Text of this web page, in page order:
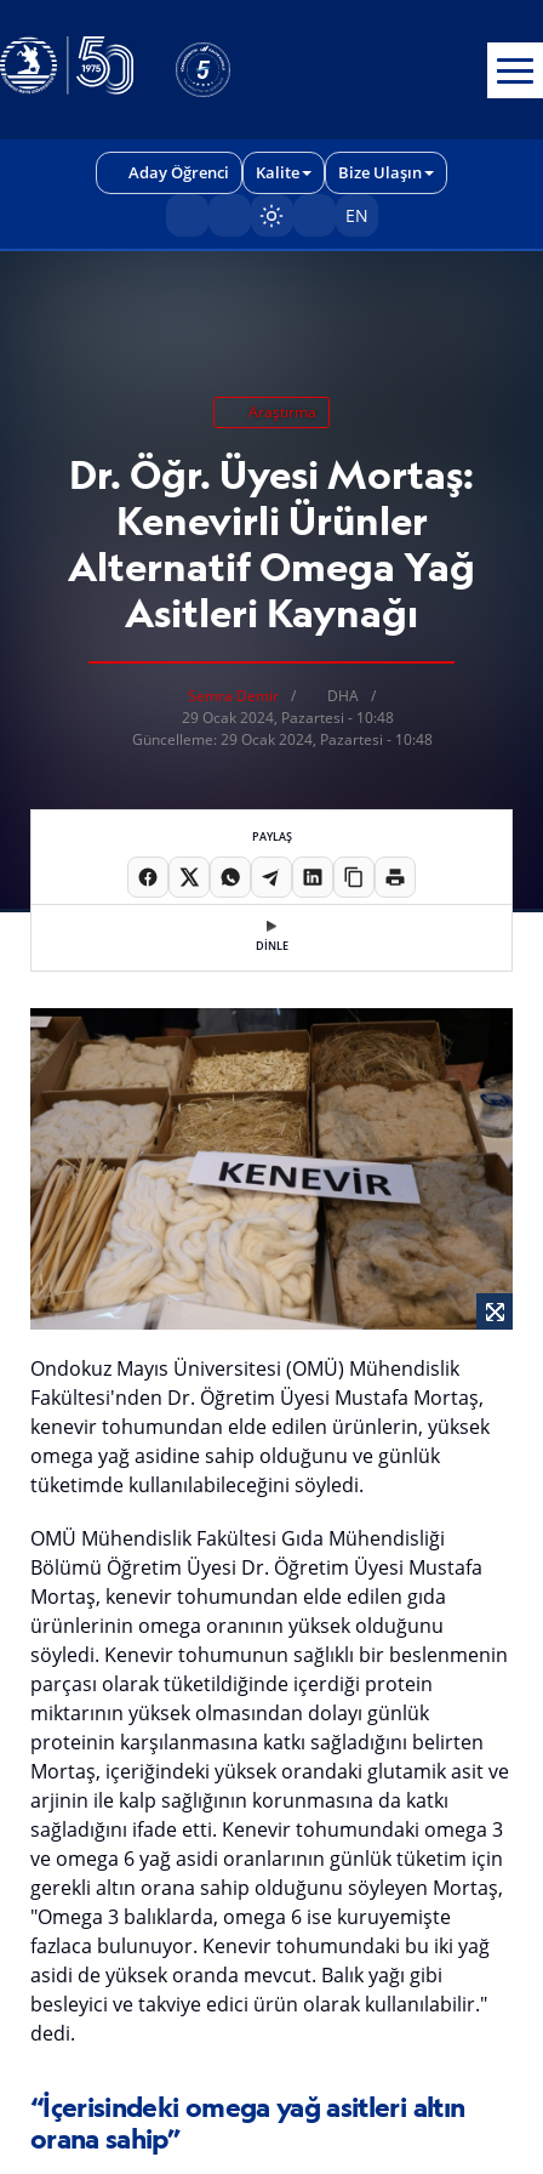
Aday Öğrenci Kalite Bize Ulaşın
Sayfayı karart/aç
EN
Araştırma
Dr. Öğr. Üyesi Mortaş:
Kenevirli Ürünler
Alternatif Omega Yağ
Asitleri Kaynağı
Semra Demir
DHA
29 Ocak 2024, Pazartesi - 10:48
Güncelleme: 29 Ocak 2024, Pazartesi - 10:48
PAYLAŞ
DİNLE
Ondokuz Mayıs Üniversitesi (OMÜ) Mühendislik
Fakültesi'nden Dr. Öğretim Üyesi Mustafa Mortaş,
kenevir tohumundan elde edilen ürünlerin, yüksek
omega yağ asidine sahip olduğunu ve günlük
tüketimde kullanılabileceğini söyledi.
OMÜ Mühendislik Fakültesi Gıda Mühendisliği
Bölümü Öğretim Üyesi Dr. Öğretim Üyesi Mustafa
Mortaş, kenevir tohumundan elde edilen gıda
ürünlerinin omega oranının yüksek olduğunu
söyledi. Kenevir tohumunun sağlıklı bir beslenmenin
parçası olarak tüketildiğinde içerdiği protein
miktarının yüksek olmasından dolayı günlük
proteinin karşılanmasına katkı sağladığını belirten
Mortaş, içeriğindeki yüksek orandaki glutamik asit ve
arjinin ile kalp sağlığının korunmasına da katkı
sağladığını ifade etti. Kenevir tohumundaki omega 3
ve omega 6 yağ asidi oranlarının günlük tüketim için
gerekli altın orana sahip olduğunu söyleyen Mortaş,
"Omega 3 balıklarda, omega 6 ise kuruyemişte
fazlaca bulunuyor. Kenevir tohumundaki bu iki yağ
asidi de yüksek oranda mevcut. Balık yağı gibi
besleyici ve takviye edici ürün olarak kullanılabilir."
dedi.
“İçerisindeki omega yağ asitleri altın
orana sahip”